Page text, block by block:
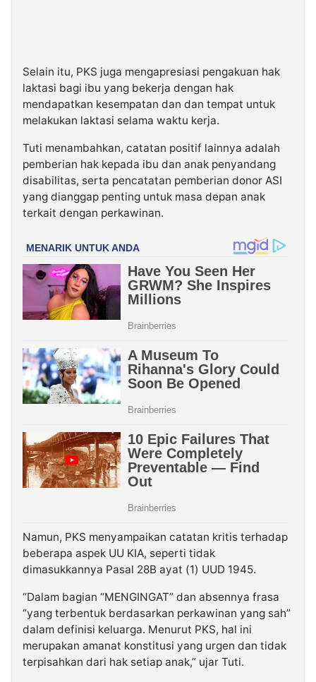
Selain itu, PKS juga mengapresiasi pengakuan hak
laktasi bagi ibu yang bekerja dengan hak
mendapatkan kesempatan dan dan tempat untuk
melakukan laktasi selama waktu kerja.
Tuti menambahkan, catatan positif lainnya adalah
pemberian hak kepada ibu dan anak penyandang
disabilitas, serta pencatatan pemberian donor ASI
yang dianggap penting untuk masa depan anak
terkait dengan perkawinan.
Namun, PKS menyampaikan catatan kritis terhadap
beberapa aspek UU KIA, seperti tidak
dimasukkannya Pasal 28B ayat (1) UUD 1945.
“Dalam bagian “MENGINGAT” dan absennya frasa
“yang terbentuk berdasarkan perkawinan yang sah”
dalam definisi keluarga. Menurut PKS, hal ini
merupakan amanat konstitusi yang urgen dan tidak
terpisahkan dari hak setiap anak,” ujar Tuti.